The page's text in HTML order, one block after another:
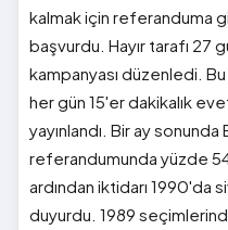
kalmak için referanduma
başvurdu. Hayır tarafı 27
kampanyası düzenledi.
her gün 15'er dakikalık
yayınlandı. Bir ay sonunda
referandumunda yüzde
ardından iktidarı
duyurdu. 1989